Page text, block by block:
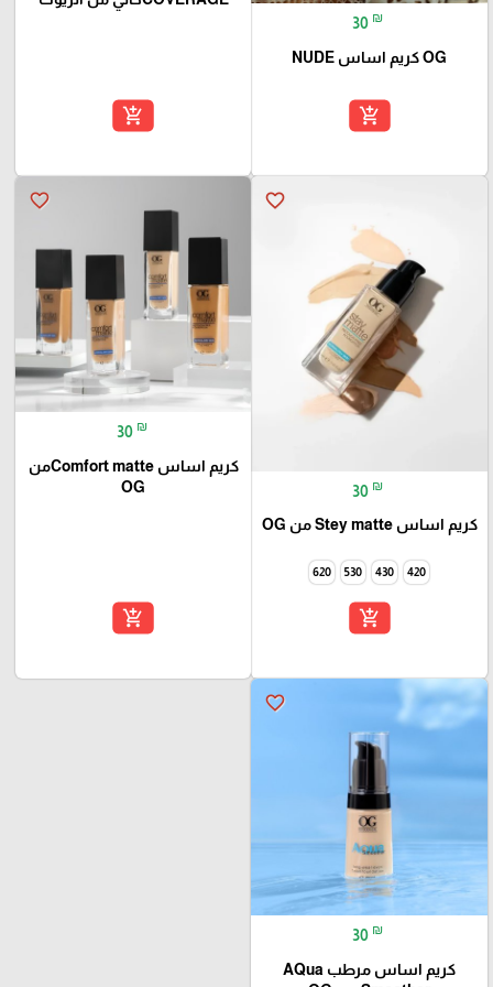
30 ₪
OG كريم اساس NUDE
add_shopping_cart
add_shopping_cart
favorite_border
30 ₪
كريم اساس Stey matte من OG
420
430
530
620
add_shopping_cart
favorite_border
30 ₪
كريم اساس Comfort matteمن
OG
add_shopping_cart
favorite_border
30 ₪
كريم اساس مرطب AQua